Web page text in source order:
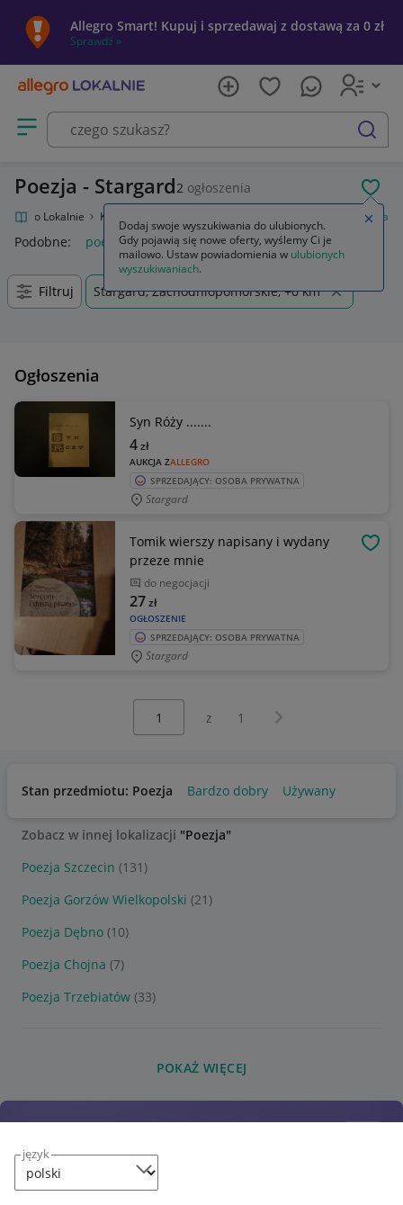
język
Allegro Smart! Kupuj i sprzedawaj z dostawą za 0 zł
Sprawdź »
Otwórz menu z kategoriami
szukaj
Poezja - Stargard2 ogłoszenia
Allegro Lokalnie Kultura i rozrywka Poezja
Podobne: poezja ballady poezja śpiewana poezja polska
Filtruj Stargard, Zachodniopomorskie, +0 km
Ogłoszenia
Syn Róży .......
AUKCJA ZALLEGRO
4zł
SPRZEDAJĄCY: OSOBA PRYWATNA
Stargard
Tomik wierszy napisany i wydany
przeze mnie
do negocjacji
OGŁOSZENIE
27zł
SPRZEDAJĄCY: OSOBA PRYWATNA
Stargard
z 1 Następna strona
Stan przedmiotu: Poezja Bardzo dobry Używany
Zobacz w innej lokalizacji "Poezja"
Poezja Szczecin (131)
Poezja Gorzów Wielkopolski (21)
Poezja Dębno (10)
Poezja Chojna (7)
Poezja Trzebiatów (33)
POKAŻ WIĘCEJ
Dodaj swoje wyszukiwania do ulubionych.
Gdy pojawią się nowe oferty, wyślemy Ci je
mailowo. Ustaw powiadomienia w ulubionych
wyszukiwaniach.